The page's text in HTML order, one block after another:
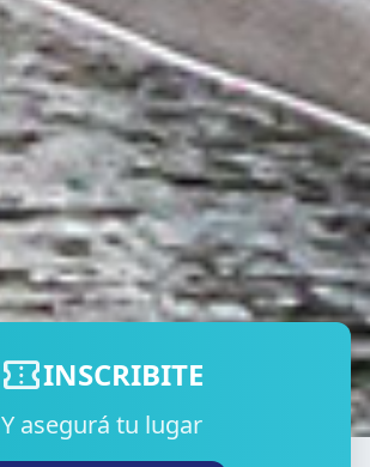
confirmation_numberINSCRIBITE
Y asegurá tu lugar